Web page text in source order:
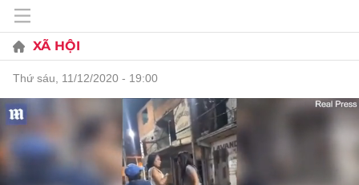
XÃ HỘI
thứ sáu, 11/12/2020 - 19:00